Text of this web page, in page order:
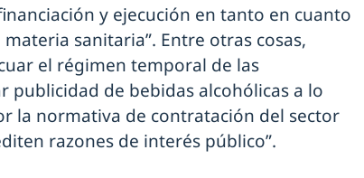
y ejecución en tanto en cuanto
sanitaria”. Entre otras cosas,
el régimen temporal de las
publicidad de bebidas alcohólicas a lo
la normativa de contratación del sector
razones de interés público”.